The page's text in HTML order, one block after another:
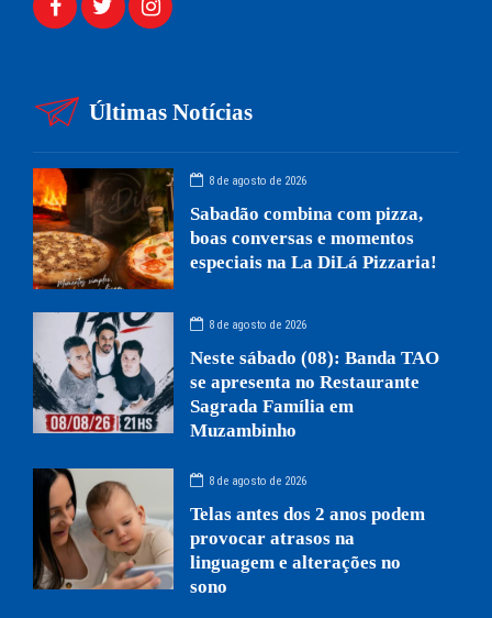
Últimas Notícias
8 de agosto de 2026
Sabadão combina com pizza,
boas conversas e momentos
especiais na La DiLá Pizzaria!
8 de agosto de 2026
Neste sábado (08): Banda TAO
se apresenta no Restaurante
Sagrada Família em
Muzambinho
8 de agosto de 2026
Telas antes dos 2 anos podem
provocar atrasos na
linguagem e alterações no
sono